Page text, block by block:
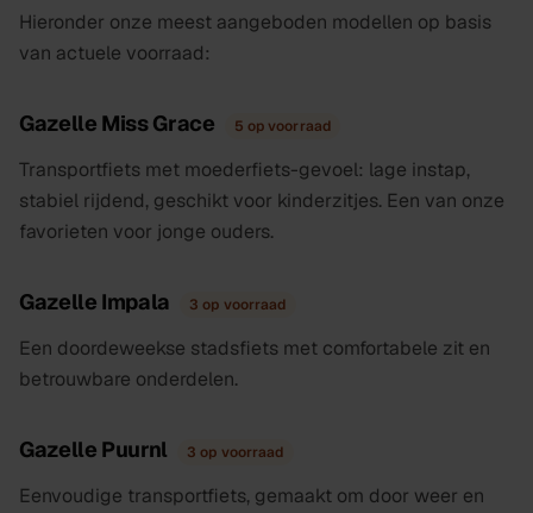
Hieronder onze meest aangeboden modellen op basis
van actuele voorraad:
Gazelle Miss Grace 5 op voorraad
Transportfiets met moederfiets-gevoel: lage instap,
stabiel rijdend, geschikt voor kinderzitjes. Een van onze
favorieten voor jonge ouders.
Gazelle Impala 3 op voorraad
Een doordeweekse stadsfiets met comfortabele zit en
betrouwbare onderdelen.
Gazelle Puurnl 3 op voorraad
Eenvoudige transportfiets, gemaakt om door weer en